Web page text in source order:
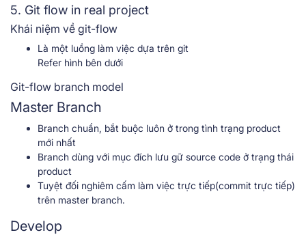
5. Git flow in real project
Khái niệm về git-flow
Là một luồng làm việc dựa trên git
Refer hình bên dưới
Git-flow branch model
Master Branch
Branch chuẩn, bắt buộc luôn ở trong tình trạng product
mới nhất
Branch dùng với mục đích lưu gữ source code ở trạng thái
product
Tuyệt đối nghiêm cấm làm việc trực tiếp(commit trực tiếp)
trên master branch.
Develop